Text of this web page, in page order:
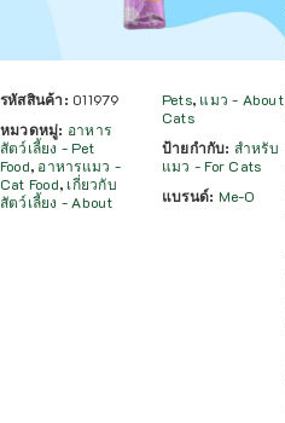
รหัสสินค้า: 011979
หมวดหมู่: อาหาร
สัตว์เลี้ยง - Pet
Food, อาหารแมว -
Cat Food, เกี่ยวกับ
สัตว์เลี้ยง - About
Pets, แมว - About
Cats
ป้ายกำกับ: สำหรับ
แมว - For Cats
แบรนด์: Me-O